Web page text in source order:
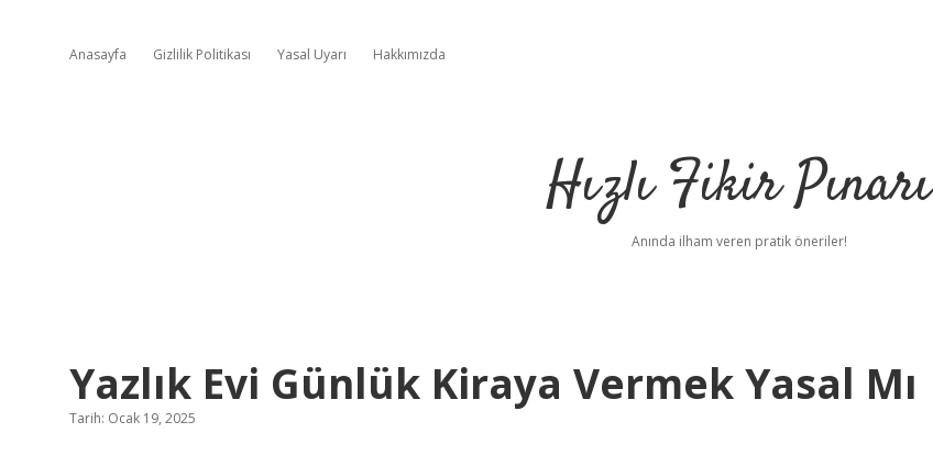
Anasayfa Gizlilik Politikası Yasal Uyarı Hakkımızda
Hızlı Fikir Pınarı
Anında ilham veren pratik öneriler!
Yazlık Evi Günlük Kiraya Vermek Yasal Mı
Tarih: Ocak 19, 2025